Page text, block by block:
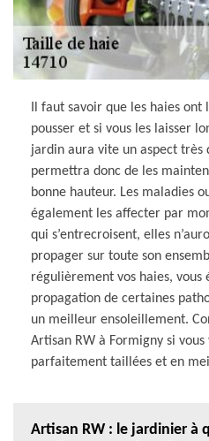
Il faut savoir que les haies
pousser et si vous les laisser
jardin aura vite un aspect très
permettra donc de les
bonne hauteur. Les maladies
également les affecter par
qui s’entrecroisent, elles
propager sur toute son
régulièrement vos haies, vous
propagation de certaines
un meilleur ensoleillement.
Artisan RW à Formigny si
parfaitement taillées et en
Artisan RW : le jardinier à